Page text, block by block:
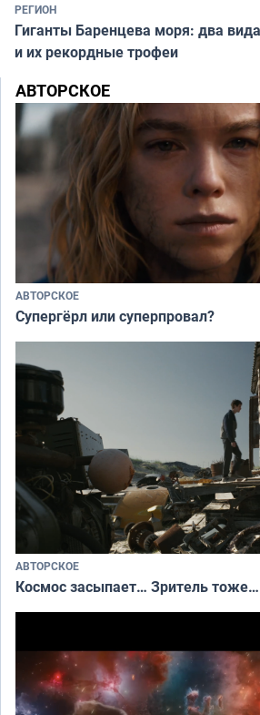
РЕГИОН
Гиганты Баренцева моря: два
и их рекордные трофеи
АВТОРСКОЕ
АВТОРСКОЕ
Супергёрл или суперпровал?
АВТОРСКОЕ
Космос засыпает… Зритель тоже…